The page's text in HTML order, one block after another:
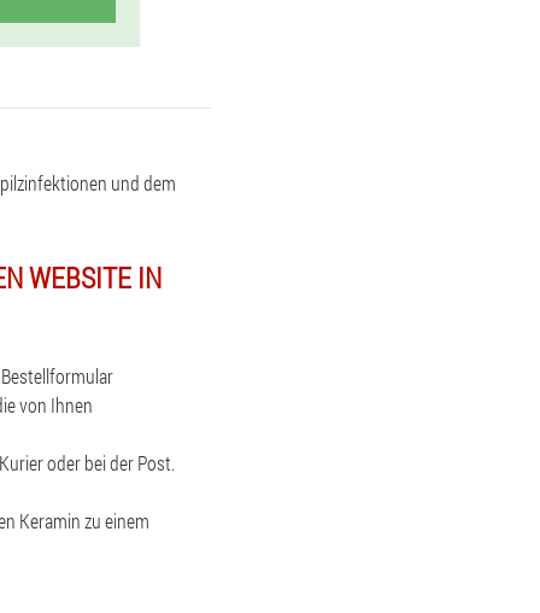
und dem
WEBSITE IN
von Ihnen
oder bei der Post.
Keramin zu einem